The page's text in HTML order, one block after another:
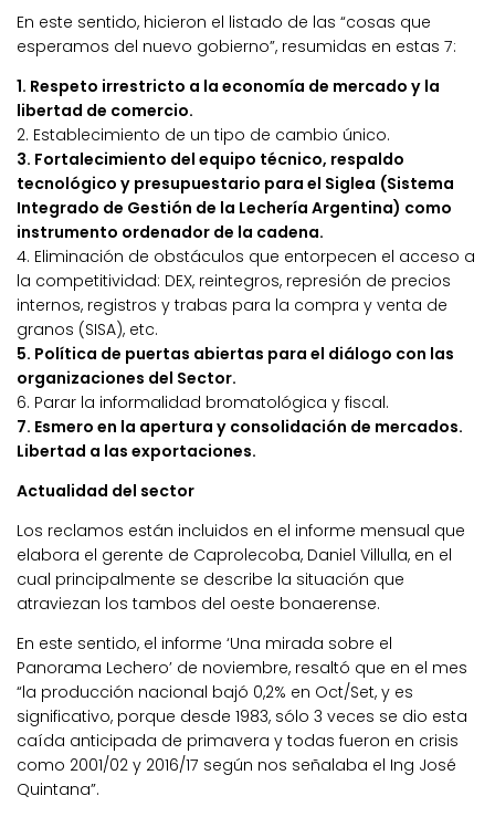
En este sentido, hicieron el listado de las “cosas que
esperamos del nuevo gobierno”, resumidas en estas 7:
1. Respeto irrestricto a la economía de mercado y la
libertad de comercio.
2. Establecimiento de un tipo de cambio único.
3. Fortalecimiento del equipo técnico, respaldo
tecnológico y presupuestario para el Siglea (Sistema
Integrado de Gestión de la Lechería Argentina) como
instrumento ordenador de la cadena.
4. Eliminación de obstáculos que entorpecen el acceso a
la competitividad: DEX, reintegros, represión de precios
internos, registros y trabas para la compra y venta de
granos (SISA), etc.
5. Política de puertas abiertas para el diálogo con las
organizaciones del Sector.
6. Parar la informalidad bromatológica y fiscal.
7. Esmero en la apertura y consolidación de mercados.
Libertad a las exportaciones.
Actualidad del sector
Los reclamos están incluidos en el informe mensual que
elabora el gerente de Caprolecoba, Daniel Villulla, en el
cual principalmente se describe la situación que
atraviezan los tambos del oeste bonaerense.
En este sentido, el informe ‘Una mirada sobre el
Panorama Lechero’ de noviembre, resaltó que en el mes
“la producción nacional bajó 0,2% en Oct/Set, y es
significativo, porque desde 1983, sólo 3 veces se dio esta
caída anticipada de primavera y todas fueron en crisis
como 2001/02 y 2016/17 según nos señalaba el Ing José
Quintana”.